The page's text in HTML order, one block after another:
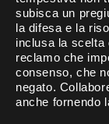
subisca un
la difesa e la
inclusa la scelta
reclamo che
consenso, che
negato.
anche fornendo